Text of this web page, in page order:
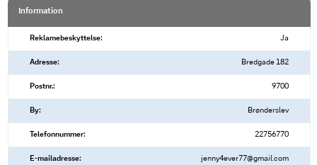
Information
Reklamebeskyttelse: Ja
Adresse: Bredgade 182
Postnr.: 9700
By: Brønderslev
Telefonnummer: 22756770
E-mailadresse: jenny4ever77@gmail.com